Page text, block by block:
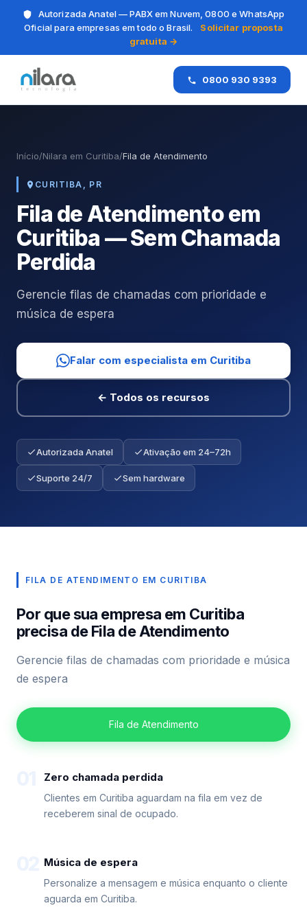
Autorizada Anatel — PABX em Nuvem, 0800 e WhatsApp
Oficial para empresas em todo o Brasil.
Solicitar proposta
gratuita →
0800 930 9393
Início/Nilara em Curitiba/Fila de Atendimento
CURITIBA, PR
Fila de Atendimento em
Curitiba — Sem Chamada
Perdida
Gerencie filas de chamadas com prioridade e
música de espera
Falar com especialista em Curitiba
← Todos os recursos
Autorizada Anatel Ativação em 24–72h
Suporte 24/7 Sem hardware
FILA DE ATENDIMENTO EM CURITIBA
Por que sua empresa em Curitiba
precisa de Fila de Atendimento
Gerencie filas de chamadas com prioridade e música
de espera
Fila de Atendimento
Zero chamada perdida
Clientes em Curitiba aguardam na fila em vez de
receberem sinal de ocupado.
Música de espera
Personalize a mensagem e música enquanto o cliente
aguarda em Curitiba.